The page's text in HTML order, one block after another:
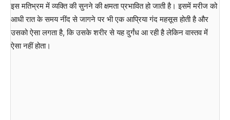
इस मतिभ्रम में व्यक्ति की सुनने की क्षमता प्रभावित हो जाती है। इसमें मरीज को
आधी रात के समय नींद से जागने पर भी एक आप्रिया गंद महसूस होती है और
उसको ऐसा लगता है, कि उसके शरीर से यह दुर्गंध आ रही है लेकिन वास्तव में
ऐसा नहीं होता।